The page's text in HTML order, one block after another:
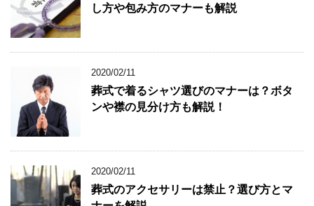
し方や包み方のマナーも解説
2020/02/11
葬式で着るシャツ選びのマナーは？ボタ
ンや襟の見分け方も解説！
2020/02/11
葬式のアクセサリーは禁止？選び方とマ